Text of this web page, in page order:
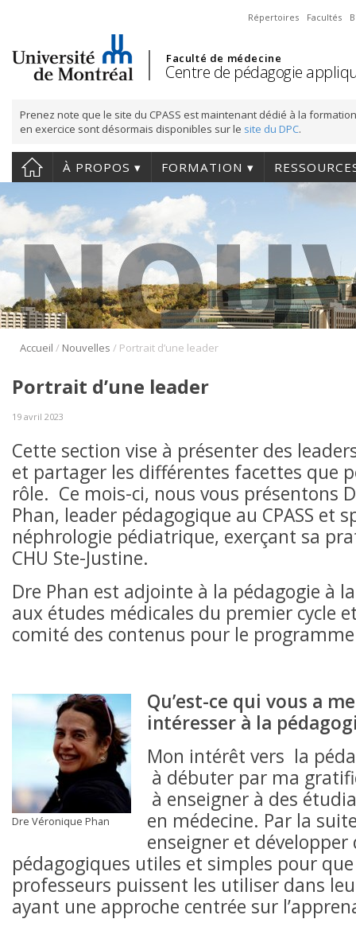
Répertoires Facultés
Faculté de médecine
Centre de pédagogie
Prenez note que le site du CPASS est maintenant dédié à la
en exercice sont désormais disponibles sur le site du DPC.
À PROPOS FORMATION
Accueil / Nouvelles / Portrait d’une leader
Portrait d’une leader
19 avril 2023
Cette section vise à présenter des
et partager les différentes facettes que
rôle. Ce mois-ci, nous vous présentons
Phan, leader pédagogique au CPASS et
néphrologie pédiatrique, exerçant sa
CHU Ste-Justine.
Dre Phan est adjointe à la pédagogie à
aux études médicales du premier cycle
comité des contenus pour le
Dre Véronique Phan
Qu’est-ce qui vous a
intéresser à la
Mon intérêt vers la
à débuter par ma
à enseigner à des
en médecine. Par la
enseigner et développer
pédagogiques utiles et simples pour
professeurs puissent les utiliser dans
ayant une approche centrée sur